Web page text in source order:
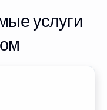
услуги